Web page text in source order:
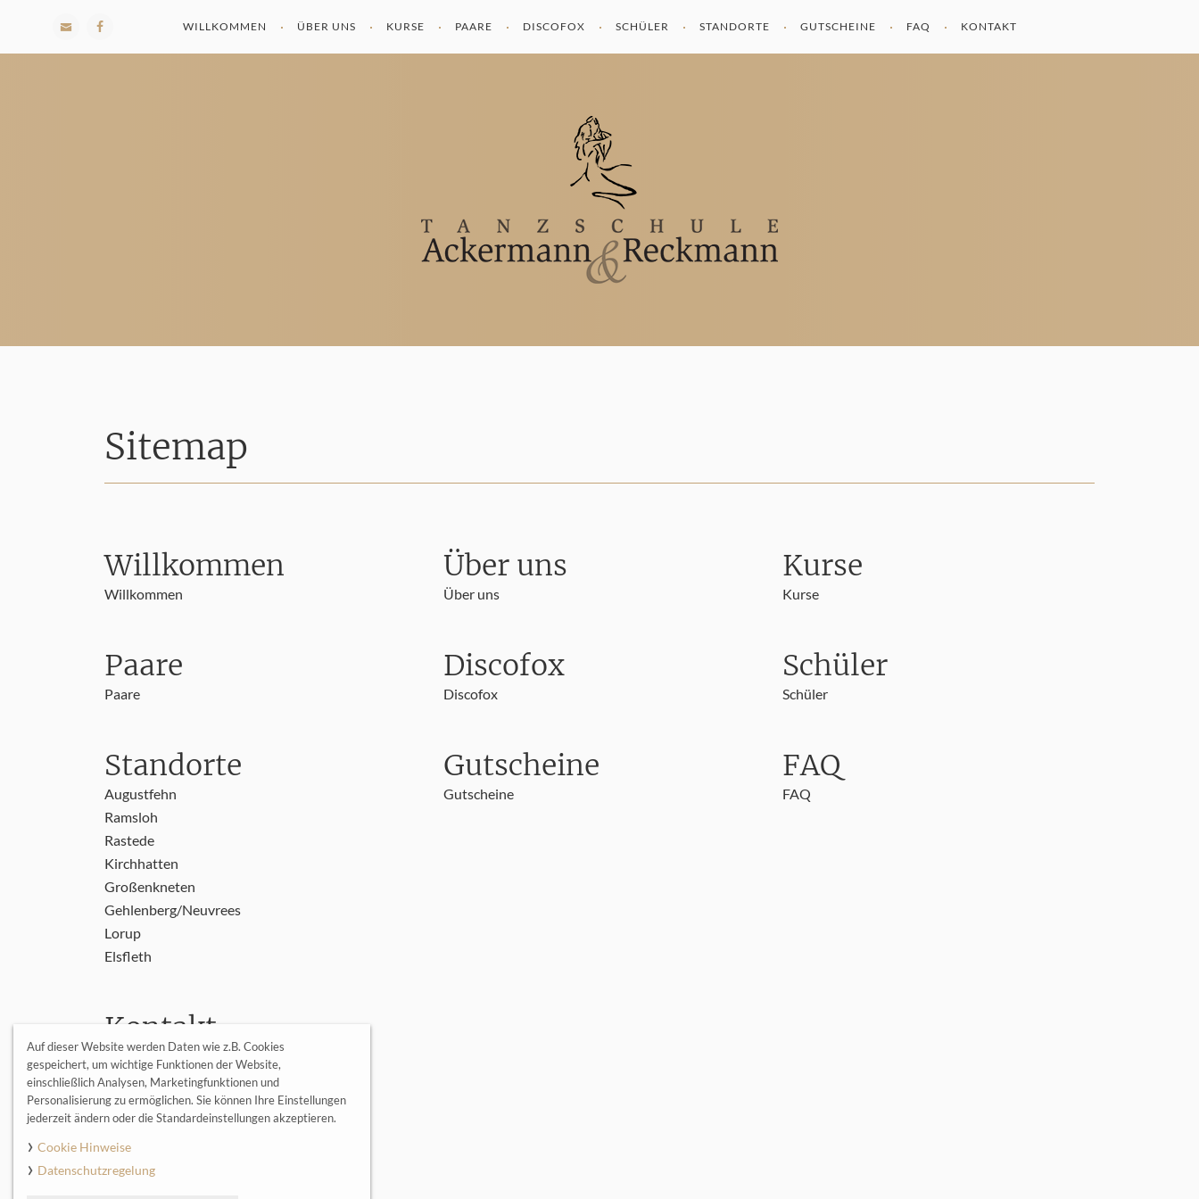
Auf dieser Website werden Daten wie z.B. Cookies
gespeichert, um wichtige Funktionen der Website,
einschließlich Analysen, Marketingfunktionen und
Personalisierung zu ermöglichen. Sie können Ihre Einstellungen
jederzeit ändern oder die Standardeinstellungen akzeptieren.
Cookie Hinweise
Datenschutzregelung
WILLKOMMEN ÜBER UNS KURSE PAARE DISCOFOX SCHÜLER STANDORTE GUTSCHEINE FAQ KONTAKT
Sitemap
Willkommen
Willkommen
Über uns
Über uns
Kurse
Kurse
Paare
Paare
Discofox
Discofox
Schüler
Schüler
Standorte
Augustfehn
Ramsloh
Rastede
Kirchhatten
Großenkneten
Gehlenberg/Neuvrees
Lorup
Elsfleth
Gutscheine
Gutscheine
FAQ
FAQ
Kontakt
Kontakt